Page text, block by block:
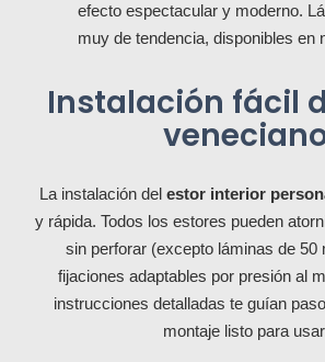
efecto espectacular y moderno.
muy de tendencia, disponibles en
Instalación fácil
La instalación del estor interior
y rápida. Todos los estores pueden
sin perforar (excepto láminas de 50
fijaciones adaptables por presión al
instrucciones detalladas te guían
montaje listo para